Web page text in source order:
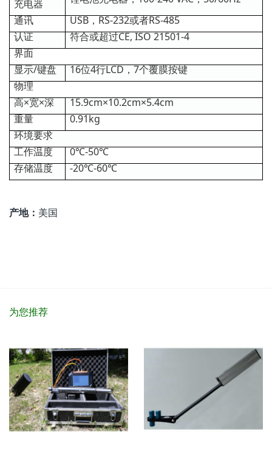
充电器
通讯
USB，RS-232或者RS-485
认证
符合或超过CE, ISO 21501‐4
界面
显示/键盘
16位4行LCD，7个覆膜按键
物理
高×宽×深
15.9cm×10.2cm×5.4cm
重量
0.91kg
环境要求
工作温度
0℃-50℃
存储温度
-20℃-60℃
产地： 美国
为您推荐